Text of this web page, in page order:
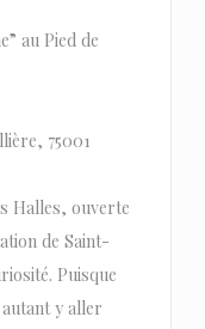
au Pied de
75001
Halles, ouverte
de Saint-
Puisque
y aller